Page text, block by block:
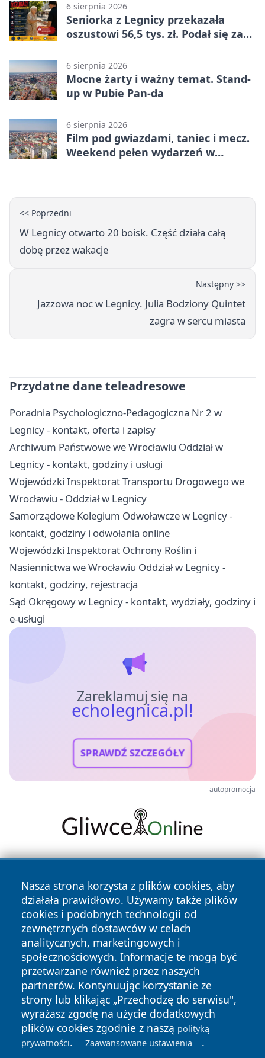
6 sierpnia 2026
Seniorka z Legnicy przekazała
oszustowi 56,5 tys. zł. Podał się za
6 sierpnia 2026
Mocne żarty i ważny temat. Stand-
up w Pubie Pan-da
6 sierpnia 2026
Film pod gwiazdami, taniec i mecz.
Weekend pełen wydarzeń w
<< Poprzedni
W Legnicy otwarto 20 boisk. Część działa całą
dobę przez wakacje
Następny >>
Jazzowa noc w Legnicy. Julia Bodziony Quintet
zagra w sercu miasta
Przydatne dane teleadresowe
Poradnia Psychologiczno-Pedagogiczna Nr 2 w
Legnicy - kontakt, oferta i zapisy
Archiwum Państwowe we Wrocławiu Oddział w
Legnicy - kontakt, godziny i usługi
Wojewódzki Inspektorat Transportu Drogowego we
Wrocławiu - Oddział w Legnicy
Samorządowe Kolegium Odwoławcze w Legnicy -
kontakt, godziny i odwołania online
Wojewódzki Inspektorat Ochrony Roślin i
Nasiennictwa we Wrocławiu Oddział w Legnicy -
kontakt, godziny, rejestracja
Sąd Okręgowy w Legnicy - kontakt, wydziały, godziny i
e-usługi
Zareklamuj się na
echolegnica.pl!
SPRAWDŹ SZCZEGÓŁY
autopromocja
Nasza strona korzysta z plików cookies, aby
działała prawidłowo. Używamy także plików
cookies i podobnych technologii od
zewnętrznych dostawców w celach
analitycznych, marketingowych i
społecznościowych. Informacje te mogą być
przetwarzane również przez naszych
partnerów. Kontynuując korzystanie ze
strony lub klikając „Przechodzę do serwisu",
wyrażasz zgodę na użycie dodatkowych
plików cookies zgodnie z naszą polityką
prywatności. Zaawansowane ustawienia .
Copyright © 2026 echolegnica.pl Wszystkie prawa
zastrzeżone.
News Autorzy
Polityka
Prywatności
Polityka
Cookies